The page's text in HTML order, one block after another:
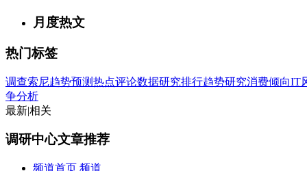
月度热文
热门标签
调查索尼趋势预测热点评论数据研究排行趋势研究消费倾向IT
争分析
最新|相关
调研中心文章推荐
频道首页 频道